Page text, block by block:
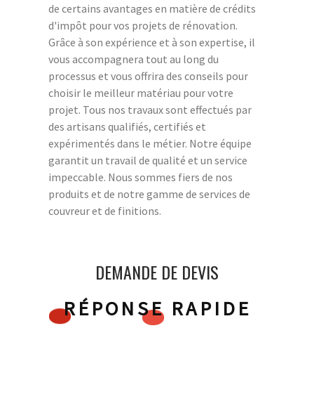
de certains avantages en matière de crédits
d'impôt pour vos projets de rénovation.
Grâce à son expérience et à son expertise, il
vous accompagnera tout au long du
processus et vous offrira des conseils pour
choisir le meilleur matériau pour votre
projet. Tous nos travaux sont effectués par
des artisans qualifiés, certifiés et
expérimentés dans le métier. Notre équipe
garantit un travail de qualité et un service
impeccable. Nous sommes fiers de nos
produits et de notre gamme de services de
couvreur et de finitions.
DEMANDE DE DEVIS
RÉPONSE RAPIDE